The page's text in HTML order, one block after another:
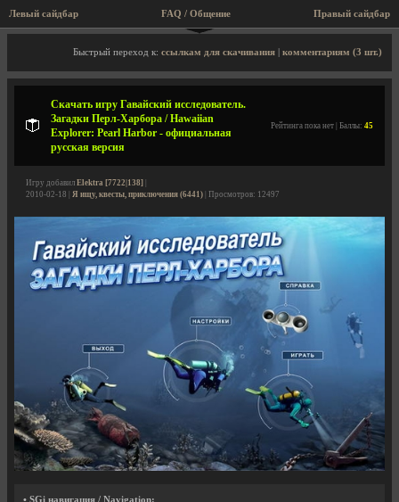
Левый сайдбар Правый сайдбар
FAQ / Общение
Описание игры, скриншоты, видео
Быстрый переход к: ссылкам для скачивания комментариям (3 шт.)
Скачать игру Гавайский исследователь.
Загадки Перл-Харбора / Hawaiian
Explorer: Pearl Harbor - официальная
русская версия
Рейтинга пока нет | Баллы: 45
Игру добавил Elektra [7722|138]
2010-02-18 | Я ищу, квесты, приключения (6441) | Просмотров: 12497